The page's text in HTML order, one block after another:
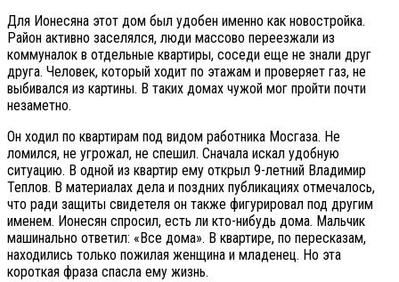
Для Ионесяна этот дом был удобен именно как новостройка.
Район активно заселялся, люди массово переезжали из
коммуналок в отдельные квартиры, соседи еще не знали друг
друга. Человек, который ходит по этажам и проверяет газ, не
выбивался из картины. В таких домах чужой мог пройти почти
незаметно.
Он ходил по квартирам под видом работника Мосгаза. Не
ломился, не угрожал, не спешил. Сначала искал удобную
ситуацию. В одной из квартир ему открыл 9-летний Владимир
Теплов. В материалах дела и поздних публикациях отмечалось,
что ради защиты свидетеля он также фигурировал под другим
именем. Ионесян спросил, есть ли кто-нибудь дома. Мальчик
машинально ответил: «Все дома». В квартире, по пересказам,
находились только пожилая женщина и младенец. Но эта
короткая фраза спасла ему жизнь.